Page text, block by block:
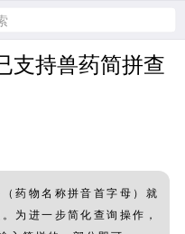
支持兽药简拼查
药物名称拼音首字母）就
为进一步简化查询操作，